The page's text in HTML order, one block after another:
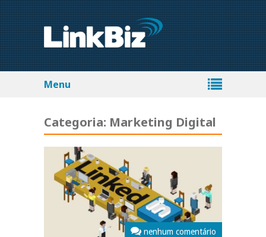
Menu
Categoria: Marketing Digital
nenhum comentário